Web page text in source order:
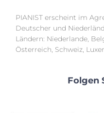
PIANIST erscheint im
Deutscher und
Ländern: Niederlande,
Österreich, Schweiz,
Folgen